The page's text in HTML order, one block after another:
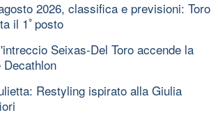
2026, classifica e previsioni: Toro
il 1ﾟposto
Seixas-Del Toro accende la
Restyling ispirato alla Giulia